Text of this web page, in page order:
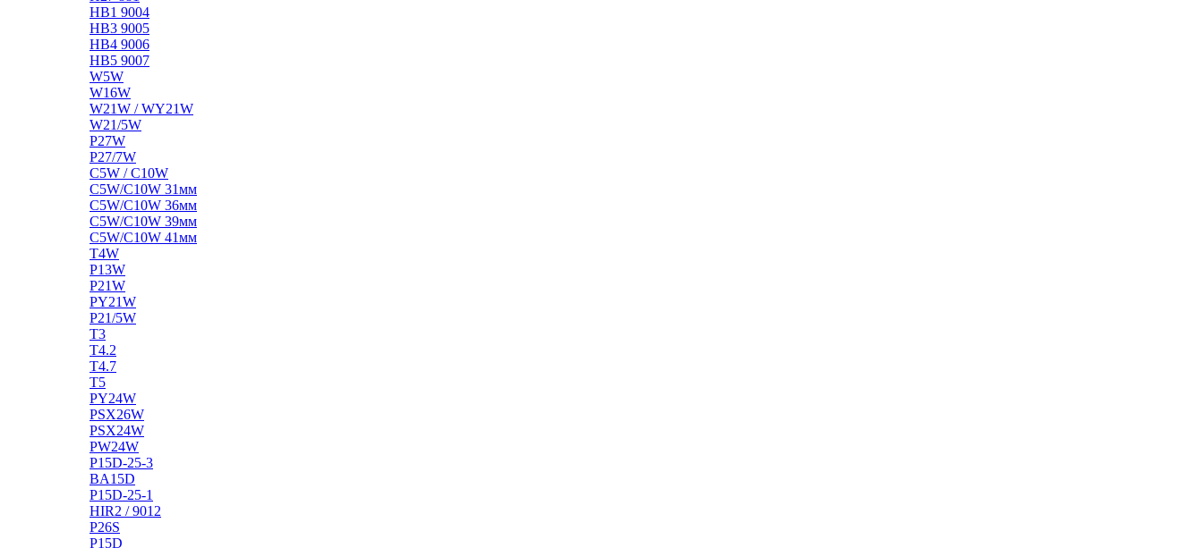
HB1 9004
HB3 9005
HB4 9006
HB5 9007
W5W
W16W
W21W / WY21W
W21/5W
P27W
P27/7W
C5W / C10W
C5W/C10W 31мм
C5W/C10W 36мм
C5W/C10W 39мм
C5W/C10W 41мм
T4W
P13W
P21W
PY21W
P21/5W
T3
T4.2
T4.7
T5
PY24W
PSX26W
PSX24W
PW24W
P15D-25-3
BA15D
P15D-25-1
HIR2 / 9012
P26S
P15D